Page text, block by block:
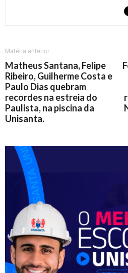
Matéria anterior
Matheus Santana, Felipe
Ribeiro, Guilherme Costa e
Paulo Dias quebram
recordes na estreia do
Paulista, na piscina da
Unisanta.